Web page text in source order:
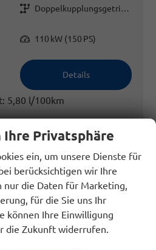
Doppelkupplungsgetriebe (DSG)
110 kW (150 PS)
Details
5,80 l/100km
Privatsphäre
ein, um unsere Dienste für
berücksichtigen wir Ihre
nur die Daten für Marketing,
für die Sie uns Ihr
können Ihre Einwilligung
die Zukunft widerrufen.